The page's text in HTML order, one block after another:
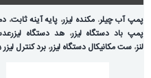
پمپ آب چیلر،مکنده لیزر، پایه آینه ثابت،
پمپ باد دستگاه لیزر،هد دستگاه لیزر
لنز، ست مکانیکال دستگاه لیزر، برد کنترل لیزر 6445